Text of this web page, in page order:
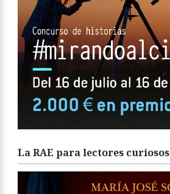
La RAE para lectores curiosos